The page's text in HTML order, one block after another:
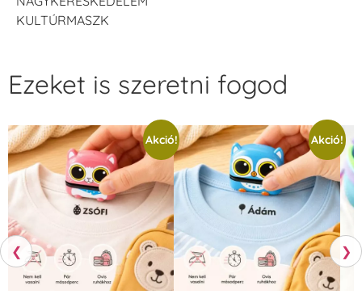
KULTÚRMASZK
❮
Ezeket is szeretni fogod
Akció! Akció!
❯